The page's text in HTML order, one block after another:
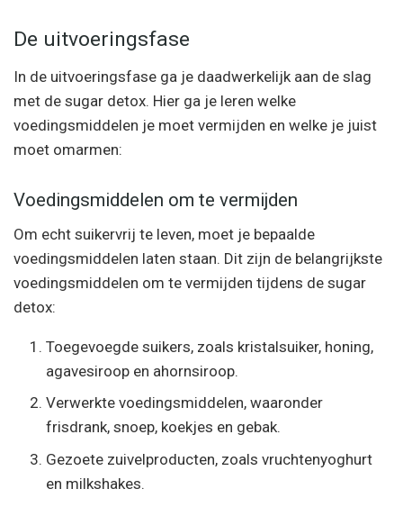
De uitvoeringsfase
In de uitvoeringsfase ga je daadwerkelijk aan de slag
met de sugar detox. Hier ga je leren welke
voedingsmiddelen je moet vermijden en welke je juist
moet omarmen:
Voedingsmiddelen om te vermijden
Om echt suikervrij te leven, moet je bepaalde
voedingsmiddelen laten staan. Dit zijn de belangrijkste
voedingsmiddelen om te vermijden tijdens de sugar
detox:
Toegevoegde suikers, zoals kristalsuiker, honing,
agavesiroop en ahornsiroop.
Verwerkte voedingsmiddelen, waaronder
frisdrank, snoep, koekjes en gebak.
Gezoete zuivelproducten, zoals vruchtenyoghurt
en milkshakes.